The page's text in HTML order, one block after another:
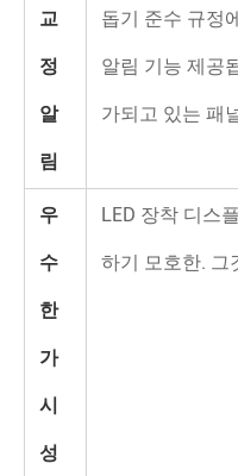
교
정
알
림
돕기 준수 규정
알림 기능 제공
가되고 있는 패
우
수
한
가
시
성
LED 장착 디스
하기 모호한. 그